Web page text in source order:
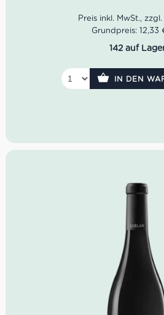
Farbe: Rubinroter Wein mit
Geruch: Fruchtig und frisch
Gewürznuancen.
Geschmack: Samtige Fülle
Grundpreis: 12,33
142 auf
IN DEN